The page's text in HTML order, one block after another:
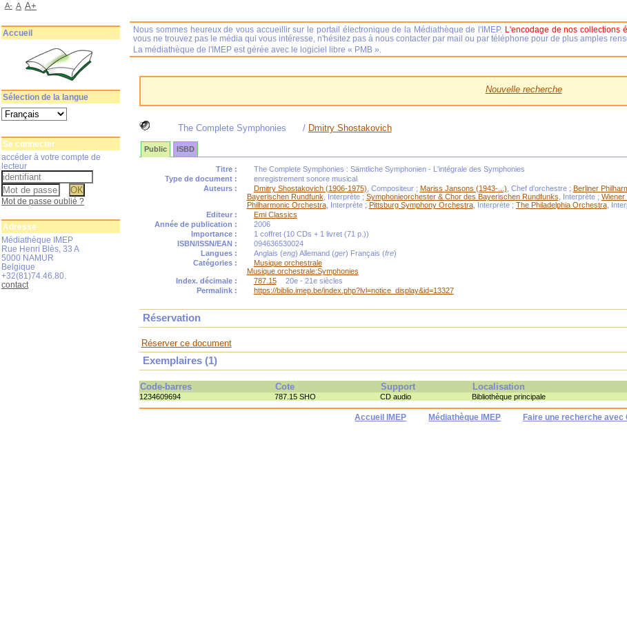
Nouvelle recherche
The Complete Symphonies / Dmitry Shostakovich
Public ISBD
Titre :
The Complete Symphonies : Sämtliche Symphonien - L'intégrale des Symphonies
Type de document :
enregistrement sonore musical
Auteurs :
Dmitry Shostakovich (1906-1975) , Compositeur ; Mariss Jansons (1943-...) , Chef d'orchestre ; Berliner
Bayerischen Rundfunk , Interprète ; Symphonieorchester & Chor des Bayerischen Rundfunks , Interprète ; Wiener
Philharmonic Orchestra, Interprète ; Pittsburg Symphony Orchestra, Interprète ; The Philadelphia Orchestra,
Editeur :
Emi Classics
Année de publication :
2006
Importance :
1 coffret (10 CDs + 1 livret (71 p.))
ISBN/ISSN/EAN :
094636530024
Langues :
Anglais (eng) Allemand (ger) Français (fre)
Catégories :
Musique orchestrale
Musique orchestrale:Symphonies
Index. décimale :
787.15
20e - 21e siècles
Permalink :
https://biblio.imep.be/index.php?lvl=notice_display&id=13327
Réservation
Réserver ce document
Exemplaires (1)
Code-barres Cote Support Localisation
1234609694 787.15 SHO CD audio Bibliothèque principale
Accueil IMEP Médiathèque IMEP Faire une recherche avec
Nous sommes heureux de vous accueillir sur le portail électronique de la Médiathèque de l'IMEP. L'encodage de nos collections
vous ne trouvez pas le média qui vous intéresse, n'hésitez pas à nous contacter par mail ou par téléphone pour de plus amples
La médiathèque de l'IMEP est gérée avec le logiciel libre « PMB ».
A- A A+
Accueil
Sélection de la langue
Se connecter
accéder à votre compte de
lecteur
Mot de passe oublié ?
Adresse
Médiathèque IMEP
Rue Henri Blès, 33 A
5000 NAMUR
Belgique
+32(81)74.46.80.
contact